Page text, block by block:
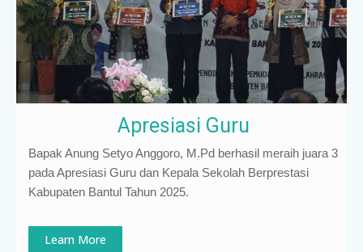
Apresiasi Guru
Bapak Anung Setyo Anggoro, M.Pd berhasil meraih juara 3
pada Apresiasi Guru dan Kepala Sekolah Berprestasi
Kabupaten Bantul Tahun 2025.
Learn More